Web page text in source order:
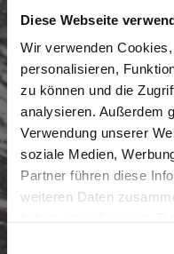
Diese Webseite
Wir verwenden
personalisieren,
zu können und die
analysieren. Außerdem
Verwendung unserer
soziale Medien,
Partner führen diese
weiteren Daten
In der kalten Jahreszeit
Bootsanlegern,
erhebliches Risiko
zu Schäden an
Sicherheit von
von Marinas oder
einschränken. Eine
daher ein zentraler
Wintermanagements.